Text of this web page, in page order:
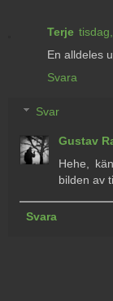
Terje
En alldeles
Svara
Svar
Gustav
Hehe,
bilden av
Svara